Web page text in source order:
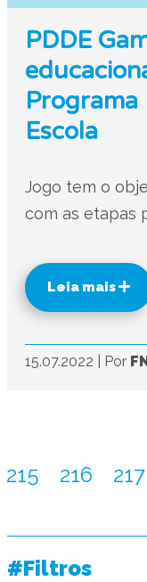
PDDE
Programa
Escola
Jogo tem o
com as etapas
Leia mais
15.07.2022 Por
215 216 217
#Filtros